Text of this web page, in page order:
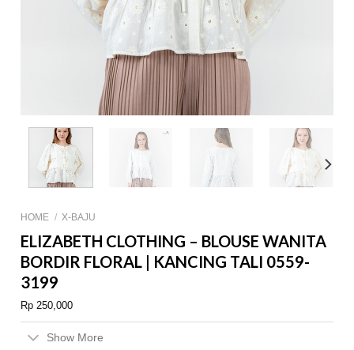
HOME / X-BAJU
ELIZABETH CLOTHING – BLOUSE WANITA
BORDIR FLORAL | KANCING TALI 0559-
3199
Rp 250,000
Show More